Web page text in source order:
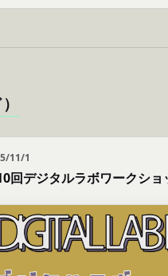
11/1
回デジタルラボワークショ